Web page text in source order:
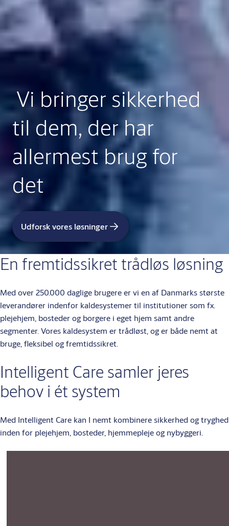
Vi bringer sikkerhed
til dem, der har
allermest brug for
det
Udforsk vores løsninger
En fremtidssikret trådløs løsning
Med over 250.000 daglige brugere er vi en af Danmarks største
leverandører indenfor kaldesystemer til institutioner som fx.
plejehjem, bosteder og borgere i eget hjem samt andre
segmenter. Vores kaldesystem er trådløst, og er både nemt at
bruge, fleksibel og fremtidssikret.
Intelligent Care samler jeres
behov i ét system
Med Intelligent Care kan I nemt kombinere sikkerhed og tryghed
inden for plejehjem, bosteder, hjemmepleje og nybyggeri.